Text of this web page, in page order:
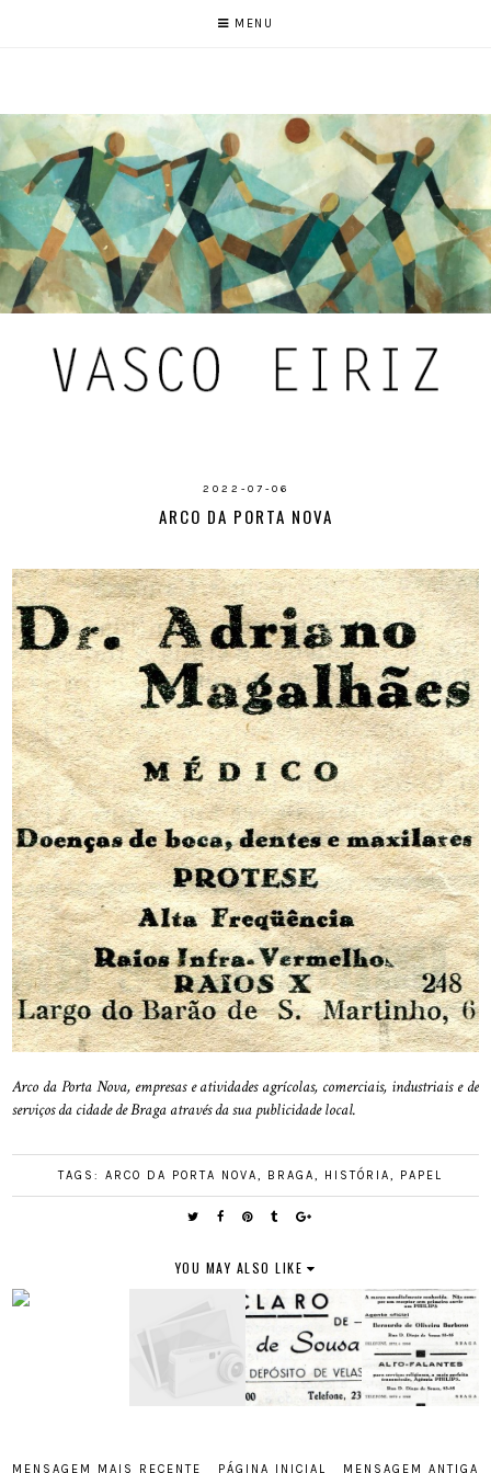
MENU
2022-07-06
ARCO DA PORTA NOVA
Arco da Porta Nova, empresas e atividades agrícolas, comerciais, industriais e de
serviços da cidade de Braga através da sua publicidade local.
TAGS:ARCO DA PORTA NOVA, BRAGA, HISTÓRIA, PAPEL
YOU MAY ALSO LIKE
MENSAGEM MAIS RECENTE MENSAGEM ANTIGA
PÁGINA INICIAL